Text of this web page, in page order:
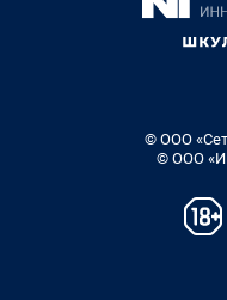
© ООО
© ООО